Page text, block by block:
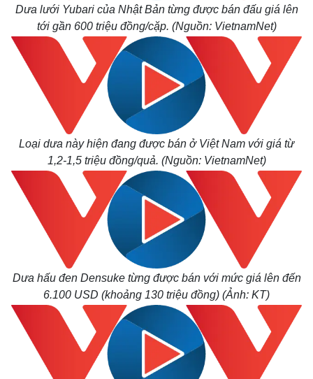
Dưa lưới Yubari của Nhật Bản từng được bán đấu giá lên
tới gần 600 triệu đồng/cặp. (Nguồn: VietnamNet)
Loại dưa này hiện đang được bán ở Việt Nam với giá từ
1,2-1,5 triệu đồng/quả. (Nguồn: VietnamNet)
Dưa hấu đen Densuke từng được bán với mức giá lên đến
6.100 USD (khoảng 130 triệu đồng) (Ảnh: KT)